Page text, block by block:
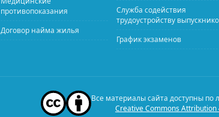
противопоказания
Договор найма жилья
Служба содействия
трудоустройству
График экзаменов
Все материалы сайта доступны по
Creative Commons Attribution